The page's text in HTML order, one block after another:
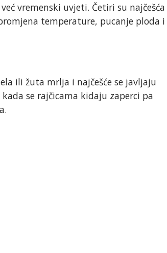
vremenski uvjeti. Četiri su najčešća
temperature, pucanje ploda i
ili žuta mrlja i najčešće se javljaju
se rajčicama kidaju zaperci pa